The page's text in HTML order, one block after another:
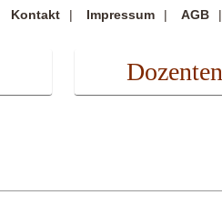
Kontakt Impressum AGB
Dozenten